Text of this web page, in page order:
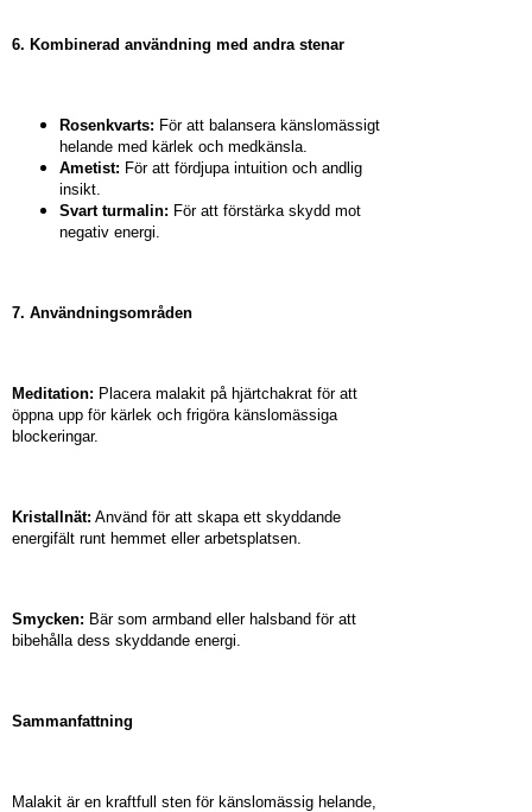
6. Kombinerad användning med andra stenar
Rosenkvarts: För att balansera känslomässigt
helande med kärlek och medkänsla.
Ametist: För att fördjupa intuition och andlig
insikt.
Svart turmalin: För att förstärka skydd mot
negativ energi.
7. Användningsområden
Meditation: Placera malakit på hjärtchakrat för att
öppna upp för kärlek och frigöra känslomässiga
blockeringar.
Kristallnät: Använd för att skapa ett skyddande
energifält runt hemmet eller arbetsplatsen.
Smycken: Bär som armband eller halsband för att
bibehålla dess skyddande energi.
Sammanfattning
Malakit är en kraftfull sten för känslomässig helande,